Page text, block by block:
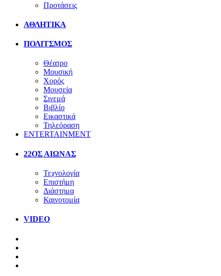
Προτάσεις
ΑΘΛΗΤΙΚΑ
ΠΟΛΙΤΣΜΟΣ
Θέατρο
Μουσική
Χορός
Μουσεία
Σινεμά
Βιβλίο
Εικαστικά
Τηλεόραση
ENTERTAINMENT
22ΟΣ ΑΙΩΝΑΣ
Τεχνολογία
Επιστήμη
Διάστημα
Καινοτομία
VIDEO